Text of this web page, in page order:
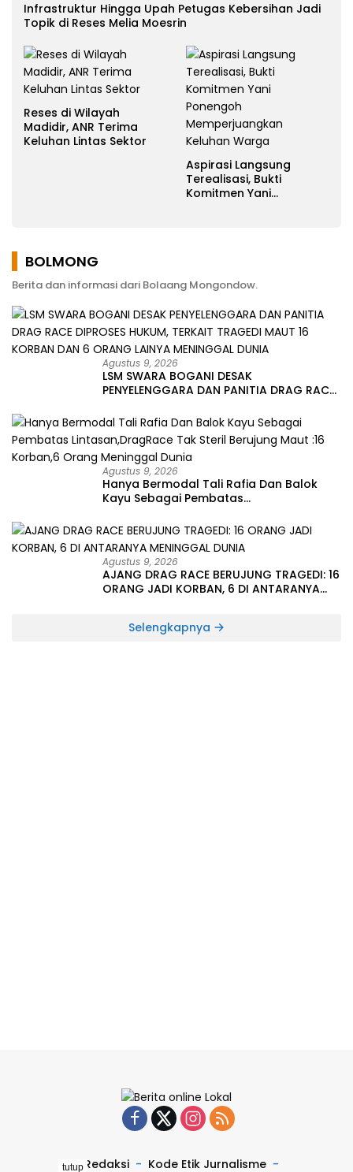
Infrastruktur Hingga Upah Petugas Kebersihan Jadi
Topik di Reses Melia Moesrin
Reses di Wilayah
Madidir, ANR Terima
Keluhan Lintas Sektor
Aspirasi Langsung
Terealisasi, Bukti
Komitmen Yani
BOLMONG
Berita dan informasi dari Bolaang Mongondow.
Agustus 9, 2026
LSM SWARA BOGANI DESAK
PENYELENGGARA DAN PANITIA DRAG RACE
16 KORBAN DAN 6 ORANG LAINYA
MENINGGAL DUNIA
Agustus 9, 2026
Hanya Bermodal Tali Rafia Dan Balok
Kayu Sebagai Pembatas
Maut :16 Korban,6 Orang Meninggal
Dunia
Agustus 9, 2026
AJANG DRAG RACE BERUJUNG TRAGEDI: 16
ORANG JADI KORBAN, 6 DI ANTARANYA
Selengkapnya
Redaksi Kode Etik Jurnalisme
tutup